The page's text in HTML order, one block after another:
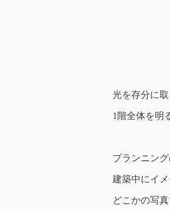
光を存分に
1階全体を明
プランニン
建築中にイ
どこかの写